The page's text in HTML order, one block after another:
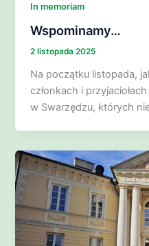
In memoriam
Wspominamy…
2 listopada 2025
Na początku listopada,
członkach i
w Swarzędzu, których